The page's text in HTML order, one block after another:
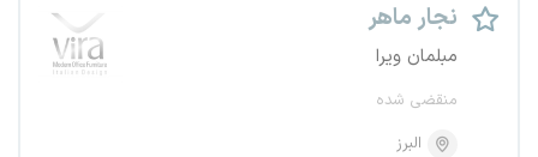
نجار ماهر
مبلمان ویرا
منقضی شده
البرز